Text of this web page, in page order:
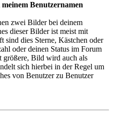
Benutzernamen
zwei Bilder bei deinem
dieser Bilder ist meist mit
sind dies Sterne, Kästchen oder
oder deinen Status im Forum
größere, Bild wird auch als
sich hierbei in der Regel um
von Benutzer zu Benutzer